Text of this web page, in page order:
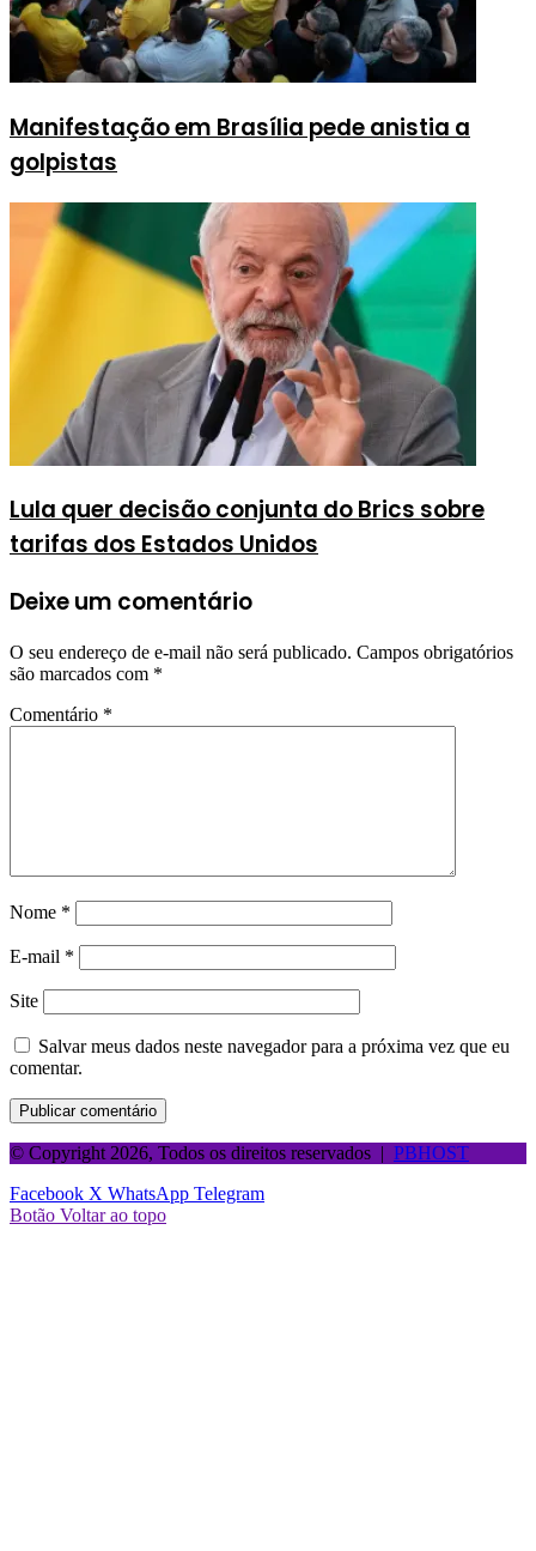
Manifestação em Brasília pede anistia a
golpistas
Lula quer decisão conjunta do Brics sobre
tarifas dos Estados Unidos
Deixe um comentário
O seu endereço de e-mail não será publicado. Campos obrigatórios
são marcados com *
Comentário *
Nome *
E-mail *
Site
Salvar meus dados neste navegador para a próxima vez que eu
comentar.
© Copyright 2026, Todos os direitos reservados | PBHOST
Facebook X WhatsApp Telegram
Botão Voltar ao topo